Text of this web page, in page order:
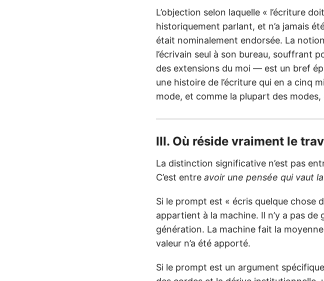
L’objection selon laquelle « l’écriture
historiquement parlant, et n’a jamais
était nominalement endorsée. La
l’écrivain seul à son bureau, souffrant
des extensions du moi — est un bref
une histoire de l’écriture qui en a cinq
mode, et comme la plupart des
III. Où réside vraiment le
La distinction significative n’est pas
C’est entre avoir une pensée qui vaut
Si le prompt est « écris quelque chose
appartient à la machine. Il n’y a pas
génération. La machine fait la
valeur n’a été apporté.
Si le prompt est un argument